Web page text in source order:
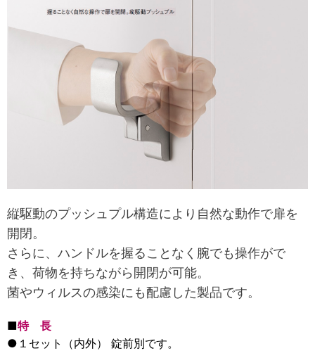
縦駆動のプッシュプル構造により自然な動作で扉を
開閉。
さらに、ハンドルを握ることなく腕でも操作がで
き、荷物を持ちながら開閉が可能。
菌やウィルスの感染にも配慮した製品です。
■特 長
●１セット（内外） 錠前別です。